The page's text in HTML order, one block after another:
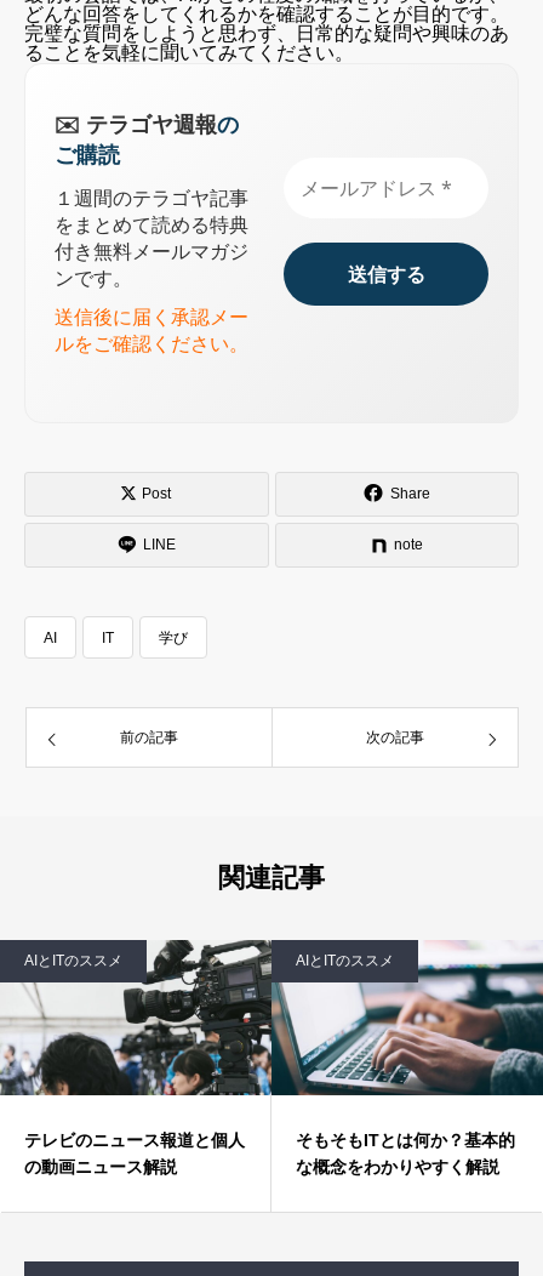
どんな回答をしてくれるかを確認することが目的です。
完璧な質問をしようと思わず、日常的な疑問や興味のあ
ることを気軽に聞いてみてください。
✉️ テラゴヤ週報の
ご購読
１週間のテラゴヤ記事
をまとめて読める特典
付き無料メールマガジ
ンです。
送信後に届く承認メー
ルをご確認ください。
Post Share
LINE note
AI IT 学び
前の記事 次の記事
関連記事
AIとITのススメ
そもそもITとは何か？基本的
な概念をわかりやすく解説
AIとITのススメ
【無料配布】中高生と指
向けNotebookLMの学習
画面の重要な部分を覚えよう
さっそく話しかけてみよう！「こんにちは」からで大